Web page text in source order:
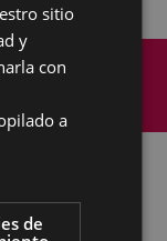
legal
sitio
y
con
a
de